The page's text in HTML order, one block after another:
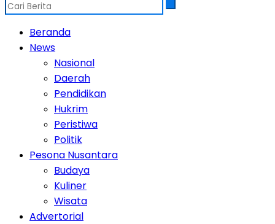
Beranda
News
Nasional
Daerah
Pendidikan
Hukrim
Peristiwa
Politik
Pesona Nusantara
Budaya
Kuliner
Wisata
Advertorial